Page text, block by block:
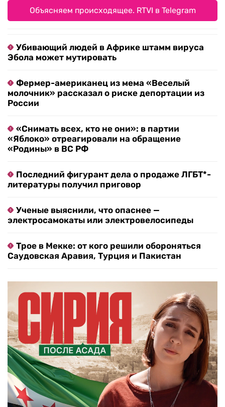
Объясняем происходящее. RTVI в Telegram
Убивающий людей в Африке штамм вируса
Эбола может мутировать
Фермер-американец из мема «Веселый
молочник» рассказал о риске депортации из
России
«Снимать всех, кто не они»: в партии
«Яблоко» отреагировали на обращение
«Родины» в ВС РФ
Последний фигурант дела о продаже ЛГБТ*-
литературы получил приговор
Ученые выяснили, что опаснее —
электросамокаты или электровелосипеды
Трое в Мекке: от кого решили обороняться
Саудовская Аравия, Турция и Пакистан